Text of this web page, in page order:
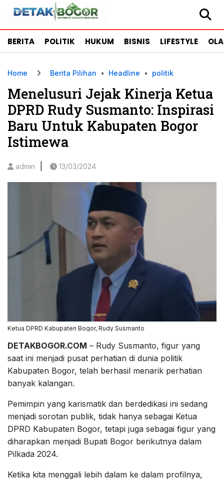
BERITA POLITIK HUKUM BISNIS LIFESTYLE
Home Berita Pilihan • Headline • politik
Menelusuri Jejak Kinerja Ketua
DPRD Rudy Susmanto: Inspirasi
Baru Untuk Kabupaten Bogor
Istimewa
admin 13/03/2024
Ketua DPRD Kabupaten Bogor, Rudy Susmanto
DETAKBOGOR.COM – Rudy Susmanto, figur yang
saat ini menjadi pusat perhatian di dunia politik
Kabupaten Bogor, telah berhasil menarik perhatian
banyak kalangan.
Pemimpin yang karismatik dan berdedikasi ini sedang
menjadi sorotan publik, tidak hanya sebagai Ketua
DPRD Kabupaten Bogor, tetapi juga sebagai figur yang
diharapkan menjadi Bupati Bogor berikutnya dalam
Pilkada 2024.
Ketika kita menggali lebih dalam ke dalam profilnya,